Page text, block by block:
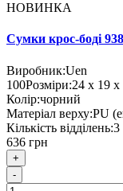
НОВИНКА
Сумки крос-боді
Виробник:Uen
100Розміри:24 х 19
Колір:чорний
Матеріал верху:PU
Кількість відділень:3
636 грн
+
-